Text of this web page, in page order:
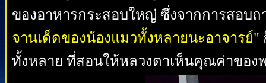
ของอาหารกระสอบใหญ่ ซึ่งจากการสอบถ
จานเด็ดของน้องแมวทั้งหลายนะอาจารย์"
ทั้งหลาย ที่สอนให้หลวงตาเห็นคุณค่าของ